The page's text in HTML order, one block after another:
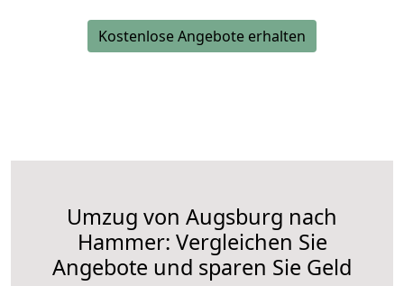
Kostenlose Angebote erhalten
Umzug von Augsburg nach
Hammer: Vergleichen Sie
Angebote und sparen Sie Geld